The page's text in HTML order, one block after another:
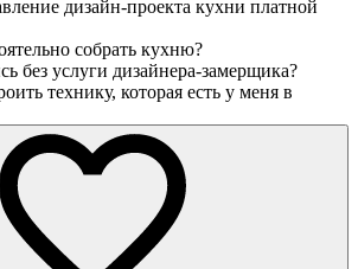
дизайн-проекта кухни платной
собрать кухню?
без услуги дизайнера-замерщика?
технику, которая есть у меня в